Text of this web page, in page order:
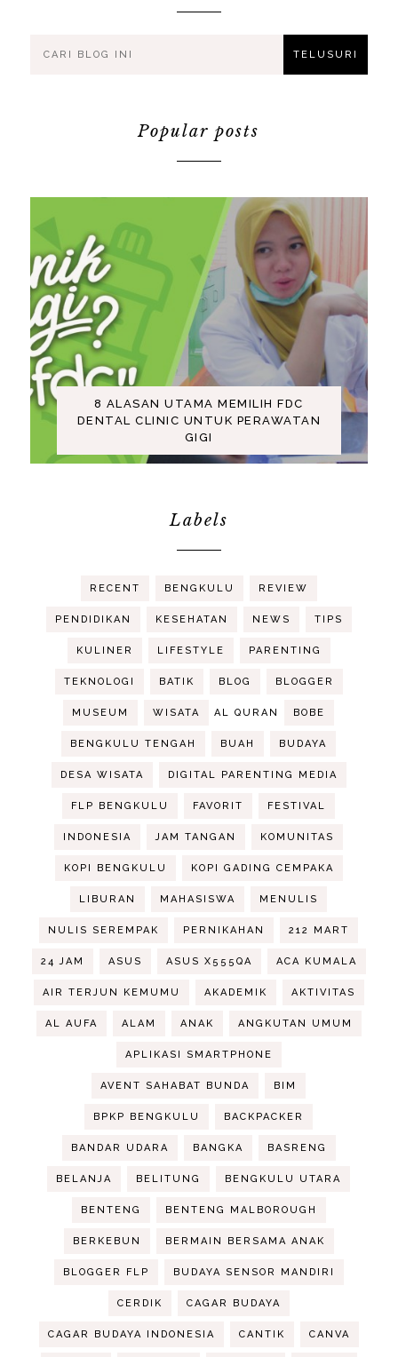
Popular posts
8 ALASAN UTAMA MEMILIH FDC
DENTAL CLINIC UNTUK PERAWATAN
GIGI
Labels
RECENT BENGKULU REVIEW
PENDIDIKAN KESEHATAN NEWS TIPS
KULINER LIFESTYLE PARENTING
TEKNOLOGI BATIK BLOG BLOGGER
MUSEUM WISATA AL QURAN BOBE
BENGKULU TENGAH BUAH BUDAYA
DESA WISATA DIGITAL PARENTING MEDIA
FLP BENGKULU FAVORIT FESTIVAL
INDONESIA JAM TANGAN KOMUNITAS
KOPI BENGKULU KOPI GADING CEMPAKA
LIBURAN MAHASISWA MENULIS
NULIS SEREMPAK PERNIKAHAN 212 MART
24 JAM ASUS ASUS X555QA ACA KUMALA
AIR TERJUN KEMUMU AKADEMIK AKTIVITAS
AL AUFA ALAM ANAK ANGKUTAN UMUM
APLIKASI SMARTPHONE
AVENT SAHABAT BUNDA BIM
BPKP BENGKULU BACKPACKER
BANDAR UDARA BANGKA BASRENG
BELANJA BELITUNG BENGKULU UTARA
BENTENG BENTENG MALBOROUGH
BERKEBUN BERMAIN BERSAMA ANAK
BLOGGER FLP BUDAYA SENSOR MANDIRI
CERDIK CAGAR BUDAYA
CAGAR BUDAYA INDONESIA CANTIK CANVA